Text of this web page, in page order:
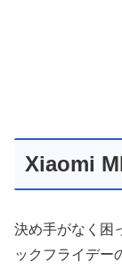
Xiaomi
決め手がなく困
ックフライデー